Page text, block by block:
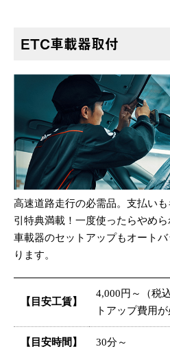
ETC車載器取付
高速道路走行の必需品。支払い
引特典満載！一度使ったらやめ
車載器のセットアップもオート
ります。
【目安工賃】
4,000円～（税
トアップ費用
【目安時間】 30分～